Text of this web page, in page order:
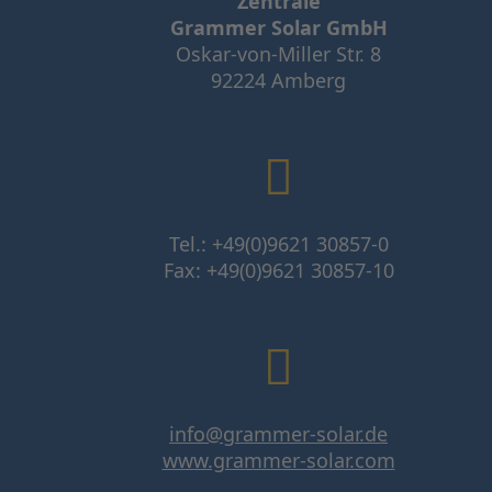
Grammer Solar GmbH
Oskar-von-Miller Str. 8
92224 Amberg
Tel.: +49(0)9621 30857-0
Fax: +49(0)9621 30857-10
info@grammer-solar.de
www.grammer-solar.com